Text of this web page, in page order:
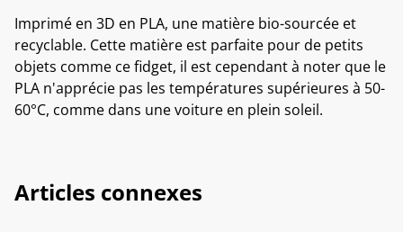
Imprimé en 3D en PLA, une matière bio-sourcée et
recyclable. Cette matière est parfaite pour de petits
objets comme ce fidget, il est cependant à noter que le
PLA n'apprécie pas les températures supérieures à 50-
60°C, comme dans une voiture en plein soleil.
Articles connexes